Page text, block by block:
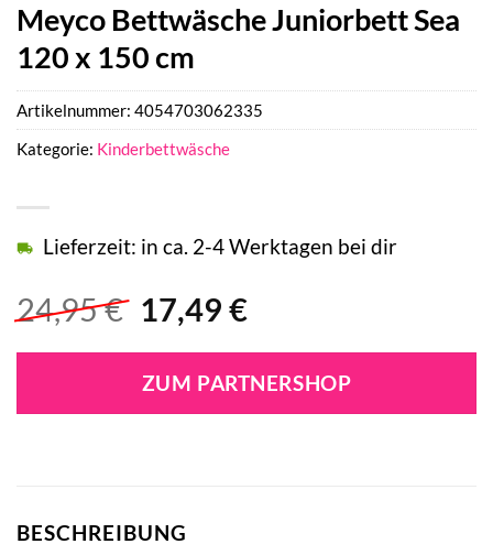
Meyco Bettwäsche Juniorbett Sea
120 x 150 cm
24,95€ Ursprünglicher
war:
24,95 €
17,49 €Aktueller
ist:
17,49 €.
Lieferzeit: in ca. 2-4 Werktagen bei dir
ZUM PARTNERSHOP
Artikelnummer: 4054703062335
Kategorie: Kinderbettwäsche
BESCHREIBUNG